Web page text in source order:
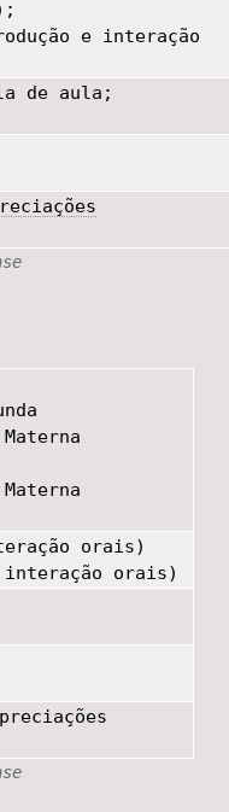
e interação
de aula;
orais)
interação orais)